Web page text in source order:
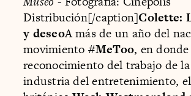
Distribución[/caption]Colette:
y deseoA más de un año del
movimiento #MeToo, en
reconocimiento del trabajo de
industria del entretenimiento,